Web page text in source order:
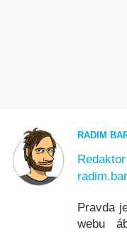
RADIM
Pravda
webu